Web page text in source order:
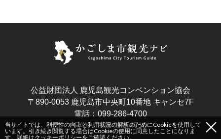
公益財団法人 鹿児島観光コンベンション協会
〒890-0053 鹿児島市中央町10番地 キャンセ7F
電話：099-286-4700
FAX：099-286-4710
当サイトでは、利便性の向上と利用状況の解析のためにCookieを使用して
います。引き続き閲覧する場合はCookieの使用に同意したことになりま
す。詳細はクッキーポリシーをご確認ください。